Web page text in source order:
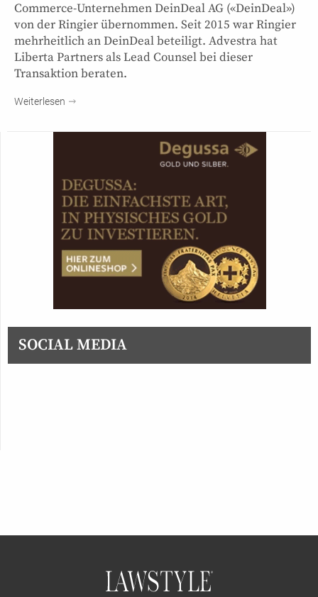
Commerce-Unternehmen DeinDeal AG («DeinDeal»)
von der Ringier übernommen. Seit 2015 war Ringier
mehrheitlich an DeinDeal beteiligt. Advestra hat
Liberta Partners als Lead Counsel bei dieser
Transaktion beraten.
Weiterlesen
SOCIAL MEDIA